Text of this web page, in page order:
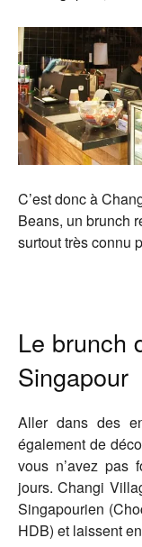
C’est donc à
Beans, un brunch
surtout très connu
Le brunch
Singapour
Aller dans des
également de
vous n’avez pas
jours. Changi
Singapourien
HDB) et laissent